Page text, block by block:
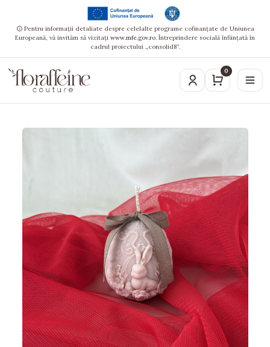
Pentru informații detaliate despre celelalte programe cofinanțate de Uniunea
Europeană, vă invităm să vizitați www.mfe.gov.ro. Întreprindere socială înființată în
cadrul proiectului „consolid8”.
0